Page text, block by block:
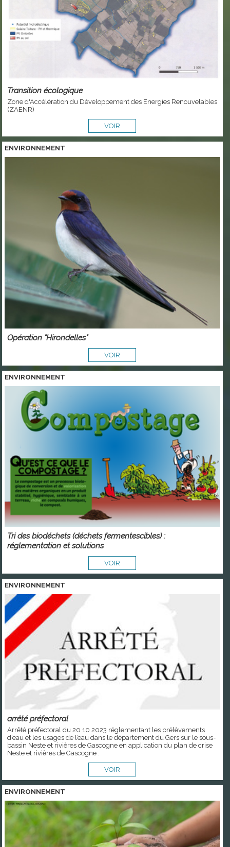
Transition écologique
Zone d'Accélération du Développement des Energies Renouvelables
(ZAENR)
VOIR
ENVIRONNEMENT
Opération "Hirondelles"
VOIR
ENVIRONNEMENT
Tri des biodéchets (déchets fermentescibles) :
réglementation et solutions
VOIR
ENVIRONNEMENT
arrêté préfectoral
Arrêté préfectoral du 20 10 2023 réglementant les prélèvements
d’eau et les usages de l’eau dans le département du Gers sur le sous-
bassin Neste et rivières de Gascogne en application du plan de crise
Neste et rivières de Gascogne .
VOIR
ENVIRONNEMENT